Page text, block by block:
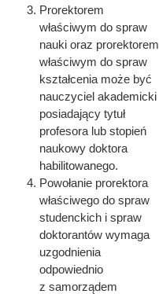
Prorektorem
właściwym do spraw
nauki oraz prorektorem
właściwym do spraw
kształcenia może być
nauczyciel akademicki
posiadający tytuł
profesora lub stopień
naukowy doktora
habilitowanego.
Powołanie prorektora
właściwego do spraw
studenckich i spraw
doktorantów wymaga
uzgodnienia
odpowiednio
z samorządem